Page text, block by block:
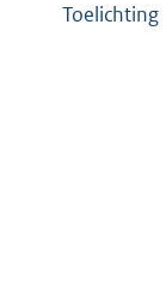
Toelichting